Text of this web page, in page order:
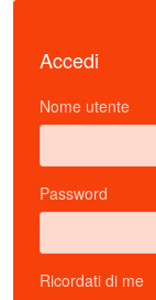
Accedi
Nome utente
Password
Ricordati di me